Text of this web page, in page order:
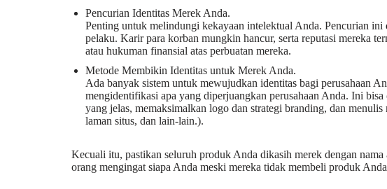
Pencurian Identitas Merek Anda.
Penting untuk melindungi kekayaan intelektual Anda. Pencurian
pelaku. Karir para korban mungkin hancur, serta reputasi mereka
atau hukuman finansial atas perbuatan mereka.
Metode Membikin Identitas untuk Merek Anda.
Ada banyak sistem untuk mewujudkan identitas bagi perusahaan
mengidentifikasi apa yang diperjuangkan perusahaan Anda. Ini
yang jelas, memaksimalkan logo dan strategi branding, dan
laman situs, dan lain-lain.).
Kecuali itu, pastikan seluruh produk Anda dikasih merek dengan
orang mengingat siapa Anda meski mereka tidak membeli produk